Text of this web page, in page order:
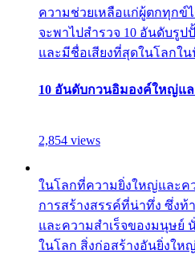
ความช่วยเหลือแก่ผู้ตกทุกข์
จะพาไปสำรวจ 10 อันดับรู
และมีชื่อเสียงที่สุดในโลกใ
10 อันดับกวนอิมองค์ใหญ่แ
2,854 views
ในโลกที่ความยิ่งใหญ่และค
การสร้างสรรค์ที่น่าทึ่ง ซึ่งท้
และความสำเร็จของมนุษ
ในโลก สิ่งก่อสร้างอันยิ่งให